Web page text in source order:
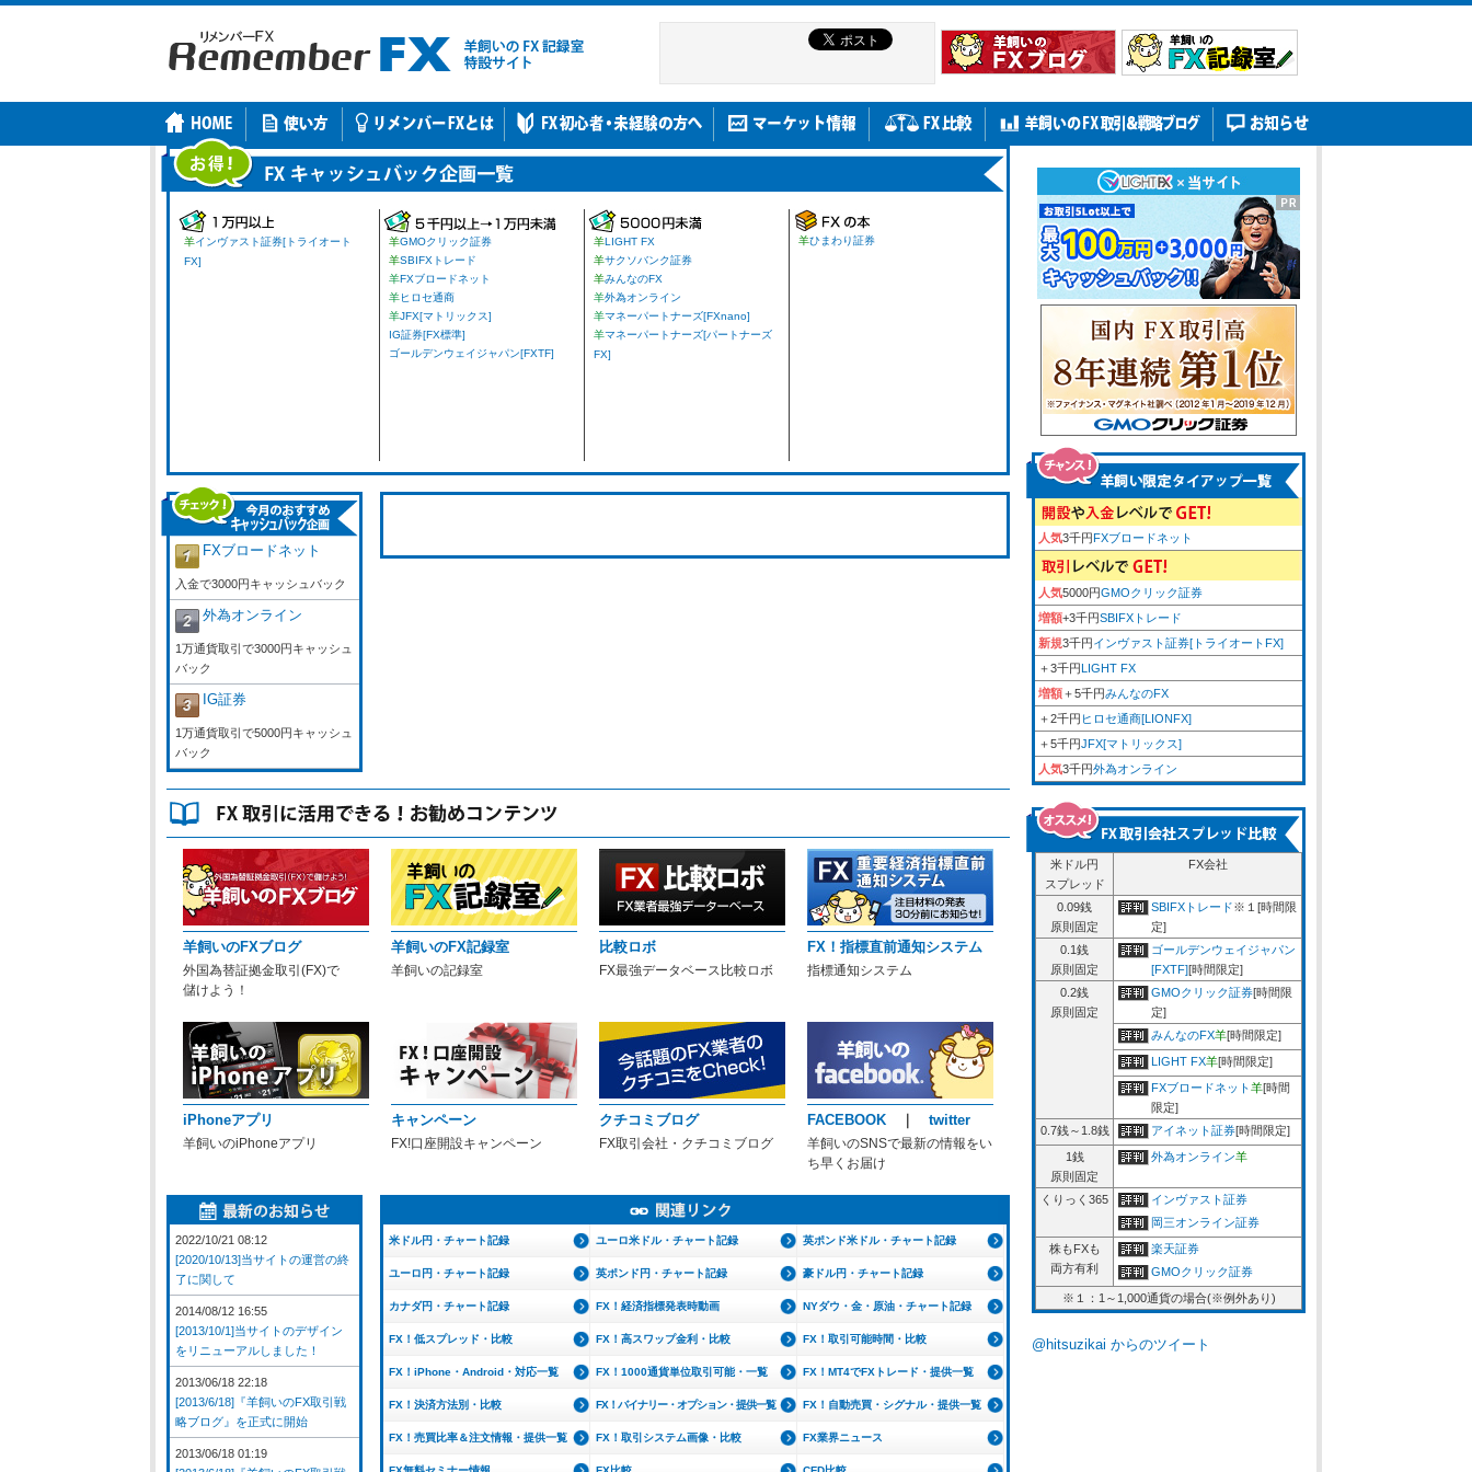
羊インヴァスト証券[トライオート
FX]
羊GMOクリック証券
羊SBIFXトレード
羊FXブロードネット
羊ヒロセ通商
羊JFX[マトリックス]
IG証券[FX標準]
ゴールデンウェイジャパン[FXTF]
羊LIGHT FX
羊サクソバンク証券
羊みんなのFX
羊外為オンライン
羊マネーパートナーズ[FXnano]
羊マネーパートナーズ[パートナーズ
FX]
羊ひまわり証券
FXブロードネット
入金で3000円キャッシュバック
外為オンライン
1万通貨取引で3000円キャッシュ
バック
IG証券
1万通貨取引で5000円キャッシュ
バック
羊飼いのFXブログ
外国為替証拠金取引(FX)で
儲けよう！
羊飼いのFX記録室
羊飼いの記録室
比較ロボ
FX最強データベース比較ロボ
FX！指標直前通知システム
指標通知システム
iPhoneアプリ
羊飼いのiPhoneアプリ
キャンペーン
FX!口座開設キャンペーン
クチコミブログ
FX取引会社・クチコミブログ
FACEBOOK twitter
羊飼いのSNSで最新の情報をい
ち早くお届け
米ドル円・チャート記録 ユーロ米ドル・チャート記録 英ポンド米ドル・チャート記録
ユーロ円・チャート記録 英ポンド円・チャート記録 豪ドル円・チャート記録
カナダ円・チャート記録 FX！経済指標発表時動画 NYダウ・金・原油・チャート記録
FX！低スプレッド・比較 FX！高スワップ金利・比較 FX！取引可能時間・比較
FX！iPhone・Android・対応一覧 FX！1000通貨単位取引可能・一覧 FX！MT4でFXトレード・提供一覧
FX！決済方法別・比較 FX！バイナリー・オプション・提供一覧 FX！自動売買・シグナル・提供一覧
FX！売買比率＆注文情報・提供一覧 FX！取引システム画像・比較 FX業界ニュース
2022/10/21 08:12
[2020/10/13]当サイトの運営の終
了に関して
2014/08/12 16:55
[2013/10/1]当サイトのデザイン
をリニューアルしました！
2013/06/18 22:18
[2013/6/18]『羊飼いのFX取引戦
略ブログ』を正式に開始
2013/06/18 01:19
人気3千円FXブロードネット
人気5000円GMOクリック証券
増額+3千円SBIFXトレード
新規3千円インヴァスト証券[トライオートFX]
＋3千円LIGHT FX
増額＋5千円みんなのFX
＋2千円 ヒロセ通商[LIONFX]
＋5千円JFX[マトリックス]
人気3千円外為オンライン
米ドル円
スプレッド
FX会社
0.09銭
原則固定
SBIFXトレード※１[時間限
定]
0.1銭
原則固定
ゴールデンウェイジャパン
[FXTF][時間限定]
0.2銭
原則固定
GMOクリック証券[時間限
定]
みんなのFX羊[時間限定]
LIGHT FX羊[時間限定]
FXブロードネット羊[時間
限定]
0.7銭～1.8銭
アイネット証券[時間限定]
1銭
原則固定
外為オンライン羊
くりっく365
インヴァスト証券
岡三オンライン証券
株もFXも
両方有利
楽天証券
GMOクリック証券
※１：1～1,000通貨の場合(※例外あり)
@hitsuzikai からのツイート